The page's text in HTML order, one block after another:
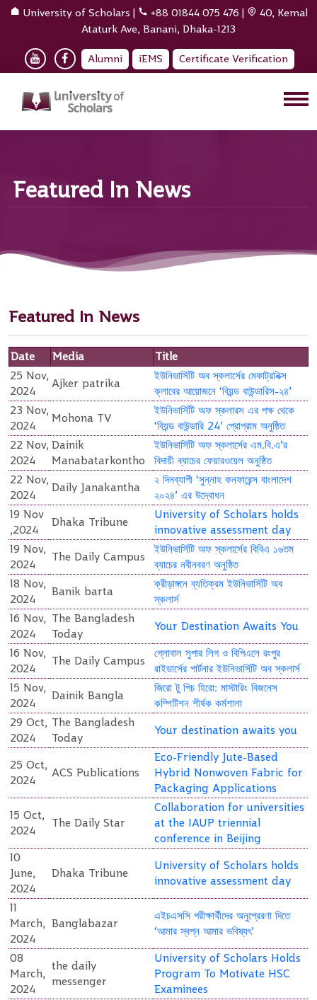
University of Scholars | +88 01844 075 476 |
40, Kemal
Ataturk Ave, Banani, Dhaka-1213
Alumni iEMS Certificate Verification
Featured In News
Featured In News
Date Media
Title
25 Nov,
2024
Ajker patrika
ইউনিভার্সিটি অব স্কলার্সের মেকাট্রনিক্স
ক্লাবের আয়োজনে ‘বিয়ন্ড বাউন্ডারিস-২৪’
23 Nov,
2024
Mohona TV
ইউনিভার্সিটি অফ স্কলারস এর পক্ষ থেকে
‘বিয়ন্ড বাউন্ডারি 24’ প্রোগ্রাম অনুষ্ঠিত
22 Nov,
2024
Dainik
Manabatarkontho
ইউনিভার্সিটি অফ স্কলার্সের এম.বি.এ’র
বিদায়ী ব্যাচের ফেয়ারওয়েল অনুষ্ঠিত
22 Nov,
2024
Daily Janakantha
২ দিনব্যাপী ‘সুন্নাহ কনফারেন্স বাংলাদেশ
২০২৪’ এর উদ্বোধন
19 Nov
,2024
Dhaka Tribune
University of Scholars holds
innovative assessment day
19 Nov,
2024
The Daily Campus
ইউনিভার্সিটি অফ স্কলার্সের বিবিএ ১৬তম
ব্যাচের নবীনবরণ অনুষ্ঠিত
18 Nov,
2024
Banik barta
ক্রীড়াঙ্গনে ব্যতিক্রম ইউনিভার্সিটি অব
স্কলার্স
16 Nov,
2024
The Bangladesh
Today
Your Destination Awaits You
16 Nov,
2024
The Daily Campus
গ্লোবাল সুপার লিগ ও বিপিএলে রংপুর
রাইডার্সের পার্টনার ইউনিভার্সিটি অব স্কলার্স
15 Nov,
2024
Dainik Bangla
জিরো টু পিচ হিরো: মাস্টারিং বিজনেস
কম্পিটিশন শীর্ষক কর্মশালা
29 Oct,
2024
The Bangladesh
Today
Your destination awaits you
25 Oct,
2024
ACS Publications
Eco-Friendly Jute-Based
Hybrid Nonwoven Fabric for
Packaging Applications
15 Oct,
2024
The Daily Star
Collaboration for universities
at the IAUP triennial
conference in Beijing
10
June,
2024
Dhaka Tribune
University of Scholars holds
innovative assessment day
11
March,
2024
Banglabazar
এইচএসসি পরীক্ষার্থীদের অনুপ্রেরণা দিতে
‘আমার স্বপ্ন আমার ভবিষ্যৎ’
08
March,
2024
the daily
messenger
University of Scholars Holds
Program To Motivate HSC
Examinees